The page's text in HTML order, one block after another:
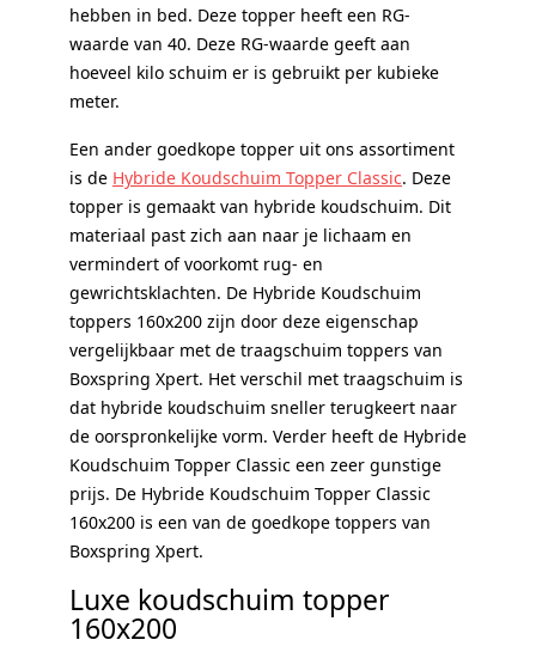
hebben in bed. Deze topper heeft een RG-
waarde van 40. Deze RG-waarde geeft aan
hoeveel kilo schuim er is gebruikt per kubieke
meter.
Een ander goedkope topper uit ons assortiment
is de Hybride Koudschuim Topper Classic. Deze
topper is gemaakt van hybride koudschuim. Dit
materiaal past zich aan naar je lichaam en
vermindert of voorkomt rug- en
gewrichtsklachten. De Hybride Koudschuim
toppers 160x200 zijn door deze eigenschap
vergelijkbaar met de traagschuim toppers van
Boxspring Xpert. Het verschil met traagschuim is
dat hybride koudschuim sneller terugkeert naar
de oorspronkelijke vorm. Verder heeft de Hybride
Koudschuim Topper Classic een zeer gunstige
prijs. De Hybride Koudschuim Topper Classic
160x200 is een van de goedkope toppers van
Boxspring Xpert.
Luxe koudschuim topper
160x200